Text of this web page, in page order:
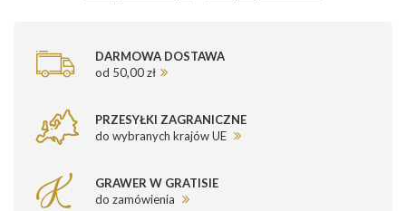
DARMOWA DOSTAWA
od 50,00 zł
PRZESYŁKI ZAGRANICZNE
do wybranych krajów UE
GRAWER W GRATISIE
do zamówienia